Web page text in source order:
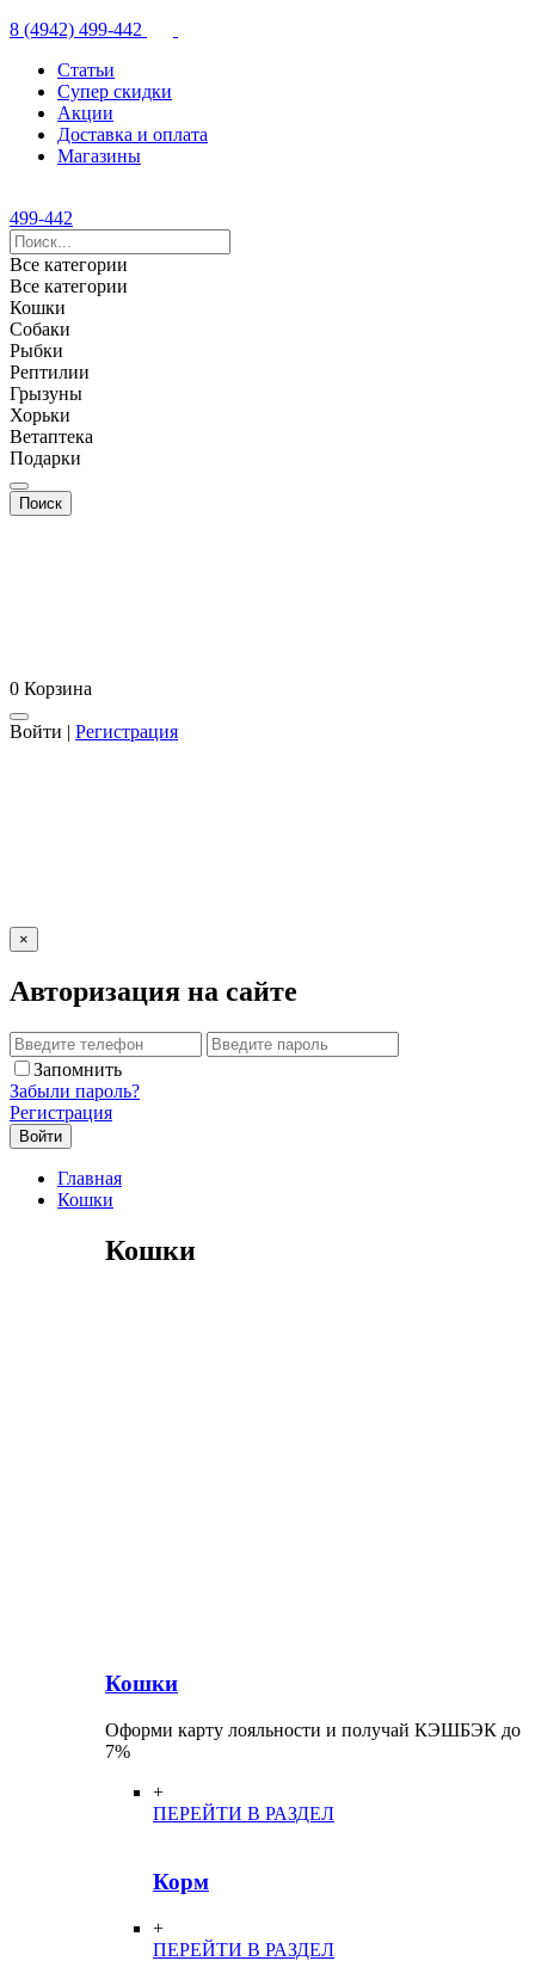
8 (4942) 499-442
Статьи
Супер скидки
Акции
Доставка и оплата
Магазины
499-442
Все категории
Все категории
Кошки
Собаки
Рыбки
Рептилии
Грызуны
Хорьки
Ветаптека
Подарки
0 Корзина
Войти | Регистрация
×
Авторизация на сайте
Запомнить
Забыли пароль?
Регистрация
Главная
Кошки
Кошки
Кошки
Оформи карту лояльности и получай КЭШБЭК до
7%
+
ПЕРЕЙТИ В РАЗДЕЛ
Корм
+
ПЕРЕЙТИ В РАЗДЕЛ